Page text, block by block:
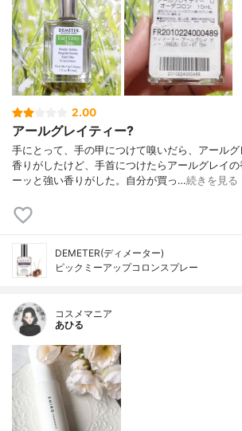
2.00
アールグレイティー?
手にとって、手の甲につけて嗅いだら、アール
香りがしたけど、手首につけたらアールグレイ
ーッと強い香りがした。自分が買っ…続きを見る
DEMETER(ディメーター)
ピックミーアップコロンスプレー
コスメマニア
あひる